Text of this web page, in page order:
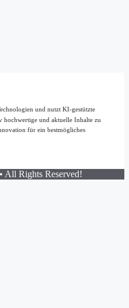
und nutzt KI-gestützte
hochwertige und aktuelle Inhalte zu
für ein bestmögliches
All Rights Reserved!